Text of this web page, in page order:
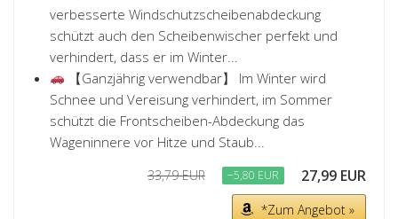
verbesserte Windschutzscheibenabdeckung
schützt auch den Scheibenwischer perfekt und
verhindert, dass er im Winter...
【Ganzjährig verwendbar】 Im Winter wird
Schnee und Vereisung verhindert, im Sommer
schützt die Frontscheiben-Abdeckung das
Wageninnere vor Hitze und Staub...
33,79 EUR −5,80 EUR 27,99 EUR
*Zum Angebot »